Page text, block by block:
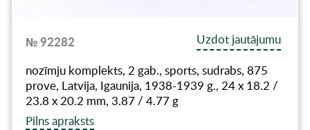
№ 92282
Uzdot jautājumu
nozīmju komplekts, 2 gab., sports, sudrabs, 875
prove, Latvija, Igaunija, 1938-1939 g., 24 x 18.2 /
23.8 x 20.2 mm, 3.87 / 4.77 g
Pilns apraksts